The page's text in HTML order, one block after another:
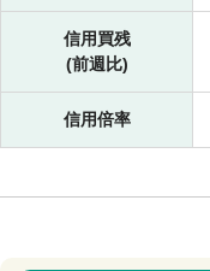
信用買残
(前週比)
信用倍率